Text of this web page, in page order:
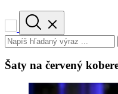
Šaty na červený